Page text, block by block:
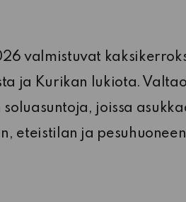
valmistuvat
ja Kurikan lukiota.
soluasuntoja, joissa
eteistilan ja